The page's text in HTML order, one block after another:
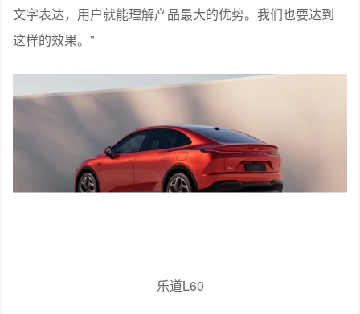
文字表达，用户就能理解产品最大的优势。我们也要达到
这样的效果。”
乐道L60